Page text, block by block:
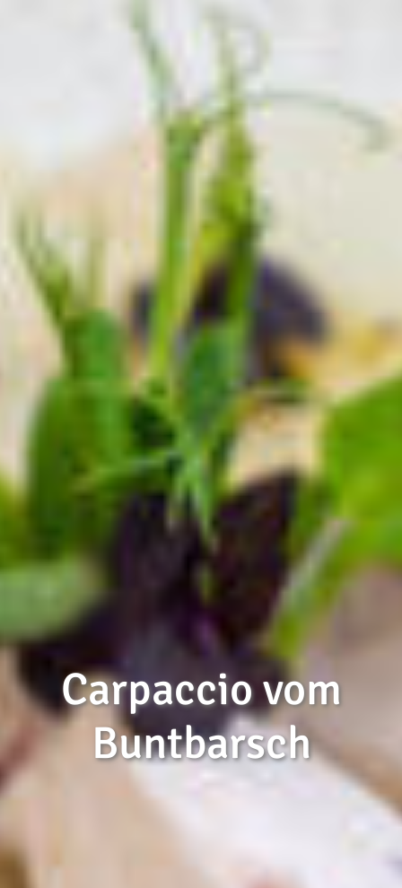
Carpaccio vom
Buntbarsch